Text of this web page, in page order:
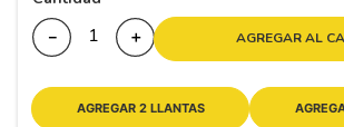
＋
－ AGREGAR AL
AGREGAR 2 LLANTAS